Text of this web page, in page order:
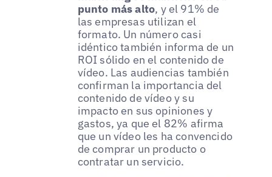
punto más alto, y el 91% de
las empresas utilizan el
formato. Un número casi
idéntico también informa de un
ROI sólido en el contenido de
vídeo. Las audiencias también
confirman la importancia del
contenido de vídeo y su
impacto en sus opiniones y
gastos, ya que el 82% afirma
que un vídeo les ha convencido
de comprar un producto o
contratar un servicio.